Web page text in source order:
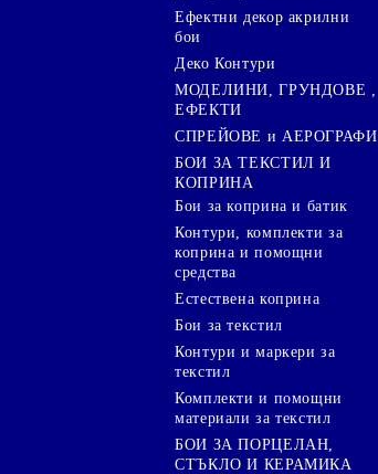
Ефектни декор акрилни
бои
Деко Контури
МОДЕЛИНИ, ГРУНДОВЕ ,
ЕФЕКТИ
СПРЕЙОВЕ и АЕРОГРАФИ
БОИ ЗА ТЕКСТИЛ И
КОПРИНА
Бои за коприна и батик
Контури, комплекти за
коприна и помощни
средства
Естествена коприна
Бои за текстил
Контури и маркери за
текстил
Комплекти и помощни
материали за текстил
БОИ ЗА ПОРЦЕЛАН,
СТЪКЛО И КЕРАМИКА